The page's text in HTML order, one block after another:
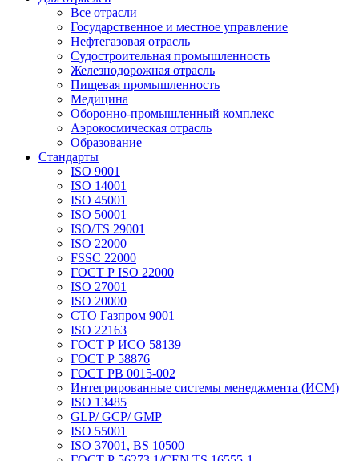
Все отрасли
Государственное и местное управление
Нефтегазовая отрасль
Судостроительная промышленность
Железнодорожная отрасль
Пищевая промышленность
Медицина
Оборонно-промышленный комплекс
Аэрокосмическая отрасль
Образование
Стандарты
ISO 9001
ISO 14001
ISO 45001
ISO 50001
ISO/TS 29001
ISO 22000
FSSC 22000
ГОСТ Р ISO 22000
ISO 27001
ISO 20000
СТО Газпром 9001
ISO 22163
ГОСТ Р ИСО 58139
ГОСТ Р 58876
ГОСТ РВ 0015-002
Интегрированные системы менеджмента (ИСМ)
ISO 13485
GLP/ GCP/ GMP
ISO 55001
ISO 37001, BS 10500